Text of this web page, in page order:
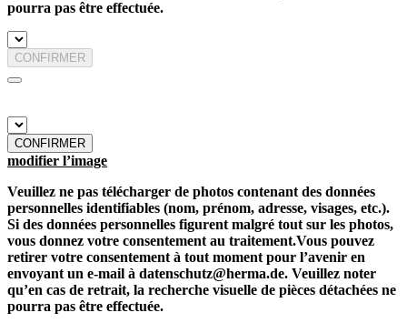
pourra pas être effectuée.
CONFIRMER
CONFIRMER
modifier l’image
Veuillez ne pas télécharger de photos contenant des données
personnelles identifiables (nom, prénom, adresse, visages, etc.).
Si des données personnelles figurent malgré tout sur les photos,
vous donnez votre consentement au traitement.Vous pouvez
retirer votre consentement à tout moment pour l’avenir en
envoyant un e-mail à datenschutz@herma.de. Veuillez noter
qu’en cas de retrait, la recherche visuelle de pièces détachées ne
pourra pas être effectuée.